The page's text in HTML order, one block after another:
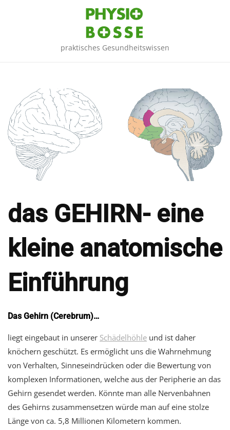
praktisches Gesundheitswissen
das GEHIRN- eine
kleine anatomische
Einführung
Das Gehirn (Cerebrum)…
liegt eingebaut in unserer Schädelhöhle und ist daher
knöchern geschützt. Es ermöglicht uns die Wahrnehmung
von Verhalten, Sinneseindrücken oder die Bewertung von
komplexen Informationen, welche aus der Peripherie an das
Gehirn gesendet werden. Könnte man alle Nervenbahnen
des Gehirns zusammensetzen würde man auf eine stolze
Länge von ca. 5,8 Millionen Kilometern kommen.